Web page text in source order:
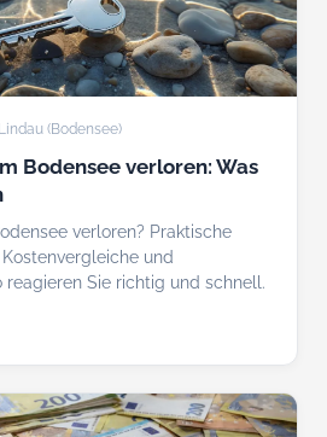
Lindau (Bodensee)
Bodensee verloren: Was
verloren? Praktische
und
reagieren Sie richtig und schnell.